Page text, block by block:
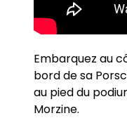
Embarquez au
bord de sa
au pied du
Morzine.